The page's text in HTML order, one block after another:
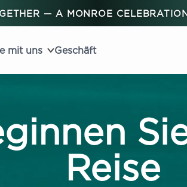
— A MONROE
mit uns Geschäft
Reise